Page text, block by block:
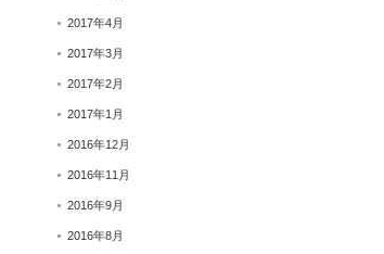
2017年4月
2017年3月
2017年2月
2017年1月
2016年12月
2016年11月
2016年9月
2016年8月